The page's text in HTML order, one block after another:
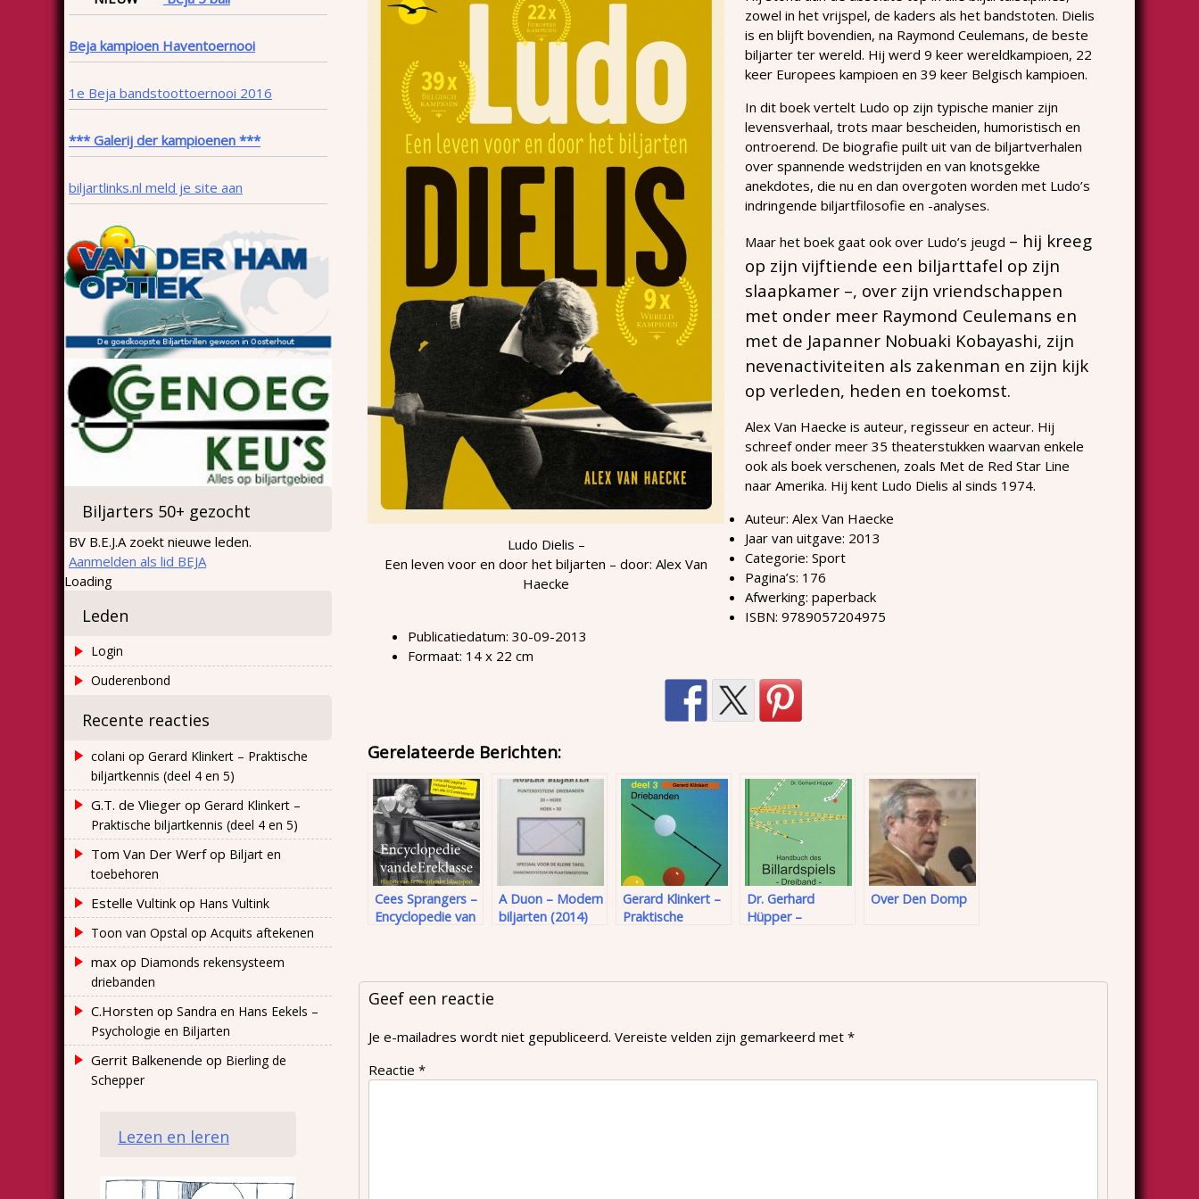
Ludo Dielis –
Een leven voor en door het biljarten – door: Alex Van
Haecke
zowel in het vrijspel, de kaders als het bandstoten. Dielis
is en blijft bovendien, na Raymond Ceulemans, de beste
biljarter ter wereld. Hij werd 9 keer wereldkampioen, 22
keer Europees kampioen en 39 keer Belgisch kampioen.
In dit boek vertelt Ludo op zijn typische manier zijn
levensverhaal, trots maar bescheiden, humoristisch en
ontroerend. De biografie puilt uit van de biljartverhalen
over spannende wedstrijden en van knotsgekke
anekdotes, die nu en dan overgoten worden met Ludo’s
indringende biljartfilosofie en -analyses.
Maar het boek gaat ook over Ludo’s jeugd – hij kreeg
op zijn vijftiende een biljarttafel op zijn
slaapkamer –, over zijn vriendschappen
met onder meer Raymond Ceulemans en
met de Japanner Nobuaki Kobayashi, zijn
nevenactiviteiten als zakenman en zijn kijk
op verleden, heden en toekomst.
Alex Van Haecke is auteur, regisseur en acteur. Hij
schreef onder meer 35 theaterstukken waarvan enkele
ook als boek verschenen, zoals Met de Red Star Line
naar Amerika. Hij kent Ludo Dielis al sinds 1974.
Auteur: Alex Van Haecke
Jaar van uitgave: 2013
Categorie: Sport
Pagina’s: 176
Afwerking: paperback
ISBN: 9789057204975
Publicatiedatum: 30-09-2013
Formaat: 14 x 22 cm
Gerelateerde Berichten:
Cees Sprangers –
Encyclopedie van
A Duon – Modern
biljarten (2014)
Gerard Klinkert –
Praktische
Dr. Gerhard
Hüpper –
Over Den Domp
Geef een reactie
Je e-mailadres wordt niet gepubliceerd. Vereiste velden zijn gemarkeerd met *
Reactie *
Beja kampioen Haventoernooi
1e Beja bandstoottoernooi 2016
*** Galerij der kampioenen ***
biljartlinks.nl meld je site aan
Biljarters 50+ gezocht
BV B.E.J.A zoekt nieuwe leden.
Aanmelden als lid BEJA
Loading
Leden
Login
Ouderenbond
Recente reacties
colani op Gerard Klinkert – Praktische
biljartkennis (deel 4 en 5)
G.T. de Vlieger op Gerard Klinkert –
Praktische biljartkennis (deel 4 en 5)
Tom Van Der Werfop Biljart en
toebehoren
Estelle Vultink op Hans Vultink
Toon van Opstal op Acquits aftekenen
max op Diamonds rekensysteem
driebanden
C.Horsten op Sandra en Hans Eekels –
Psychologie en Biljarten
Gerrit Balkenende op Bierling de
Schepper
Lezen en leren